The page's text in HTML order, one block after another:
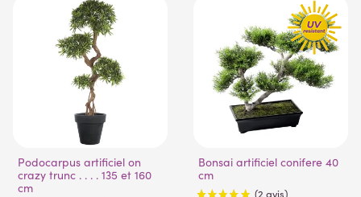
Podocarpus artificiel on
crazy trunc . . . . 135 et 160
cm
Bonsai artificiel conifere 40
cm